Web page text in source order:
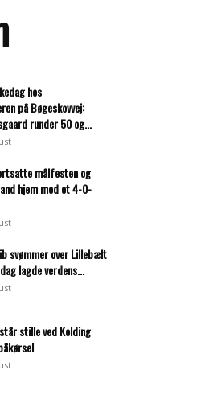
hos
på Bøgeskovvej:
runder 50 og...
målfesten og
hjem med et 4-0-
svømmer over Lillebælt
lagde verdens...
stille ved Kolding